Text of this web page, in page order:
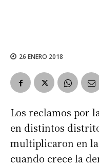
26 ENERO 2018
Los reclamos por
en distintos
multiplicaron en
cuando crece la